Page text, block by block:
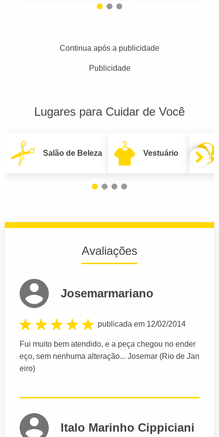
Continua após a publicidade
Publicidade
Lugares para Cuidar de Você
Salão de Beleza Vestuário
Avaliações
Josemarmariano
publicada em 12/02/2014
Fui muito bem atendido, e a peça chegou no ender
eço, sem nenhuma alteração... Josemar (Rio de Jan
eiro)
Italo Marinho Cippiciani